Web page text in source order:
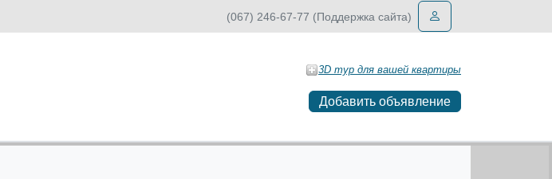
(067) 246-67-77 (Поддержка сайта)
3D тур для вашей квартиры
Добавить объявление